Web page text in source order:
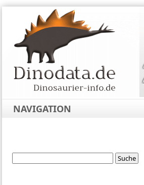
NAVIGATION